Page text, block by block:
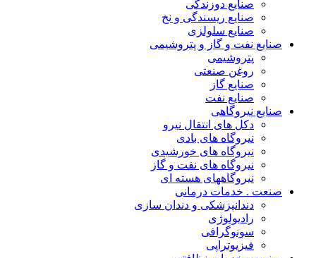
صنایع دوزندگی
صنایع ریسندگی و نخ
صنایع سلولزی
صنایع نفت و گاز و پتروشیمی
پتروشیمی
روغن صنعتی
صنایع گاز
صنایع نفت
صنایع نیروگاهی
دکل های انتقال نیرو
نیروگاه های بادی
نیروگاه های خورشیدی
نیروگاه های نفت و گاز
نیروگاههای هسته ای
صنعت . خدمات درمانی
دندانپزشکی و دندان سازی
رادیولوژی
سونوگرافی
فیزیوتراپی